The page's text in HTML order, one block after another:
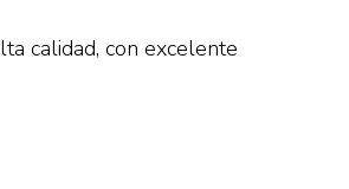
calidad, con excelente